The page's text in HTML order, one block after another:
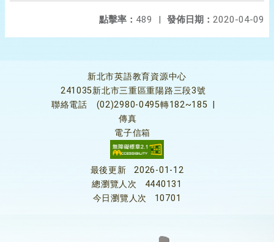
發佈日期： 2020-04-09
點擊率： 489 |
新北市英語教育資源中心
241035新北市三重區重陽路三段3號
聯絡電話
(02)2980-0495轉182~185
傳真
電子信箱
最後更新
2026-01-12
總瀏覽人次
4440131
今日瀏覽人次
10701